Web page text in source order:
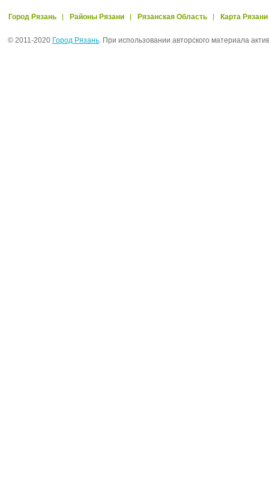
Город Рязань Районы Рязани Рязанская Область Карта Рязани
© 2011-2020 Город Рязань. При использовании авторского материала